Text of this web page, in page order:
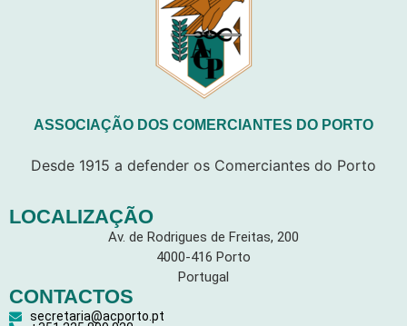
ASSOCIAÇÃO DOS COMERCIANTES DO PORTO
Desde 1915 a defender os Comerciantes do Porto
LOCALIZAÇÃO
Av. de Rodrigues de Freitas, 200
4000-416 Porto
Portugal
CONTACTOS
secretaria@acporto.pt